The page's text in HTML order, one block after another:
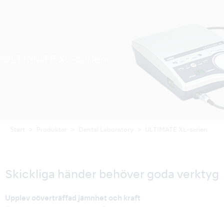
Skickliga händer behöver goda verktyg
Upplev oöverträffad jämnhet och kraft